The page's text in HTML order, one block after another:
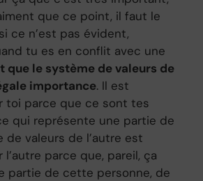
que ce point, il faut le
ce n’est pas évident,
tu es en conflit avec une
que le système de valeurs de
importance. Il est
toi parce que ce sont tes
qui représente une partie de
de valeurs de l’autre est
parce que, pareil, ça
partie de cette personne, de